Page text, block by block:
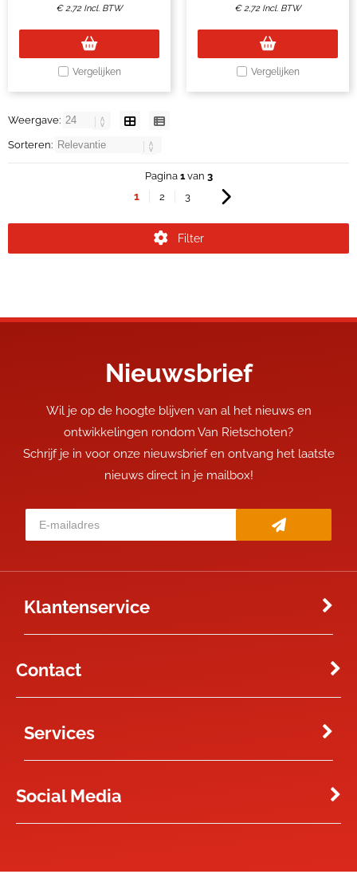
€2,72 Incl. BTW
Vergelijken
€2,72 Incl. BTW
Vergelijken
Weergave:
Sorteren:
Pagina 1van 3
1 2 3
Filter
Nieuwsbrief
Wil je op de hoogte blijven van al het nieuws en
ontwikkelingen rondom Van Rietschoten?
Schrijf je in voor onze nieuwsbrief en ontvang het laatste
nieuws direct in je mailbox!
Klantenservice
Contact
Services
Social Media